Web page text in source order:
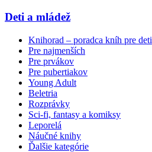
Deti a mládež
Knihorad – poradca kníh pre deti
Pre najmenších
Pre prvákov
Pre pubertiakov
Young Adult
Beletria
Rozprávky
Sci-fi, fantasy a komiksy
Leporelá
Náučné knihy
Ďalšie kategórie